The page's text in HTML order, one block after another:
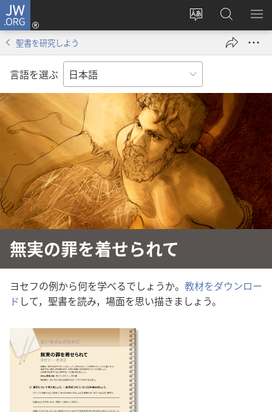
JW.ORG
サ
ト
の
言
語
を
変
え
る
ロ
グ
ン
し
い
タ
ブ
で
開
く）
JW.ORG
の
検
メ
を
聖書を研究しよう
言語を選ぶ
無実の罪を着せられて
ヨセフの例から何を学べるでしょうか。 教材をダウンロー
ド して，聖書を読み，場面を思い描きましょう。